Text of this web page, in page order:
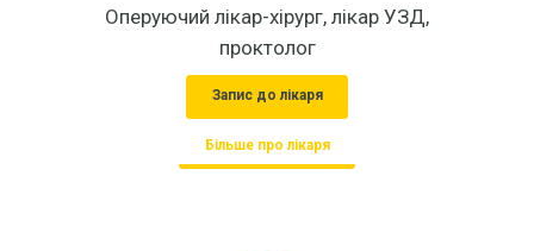
Оперуючий лікар-хірург, лікар УЗД,
проктолог
Запис до лікаря
Більше про лікаря